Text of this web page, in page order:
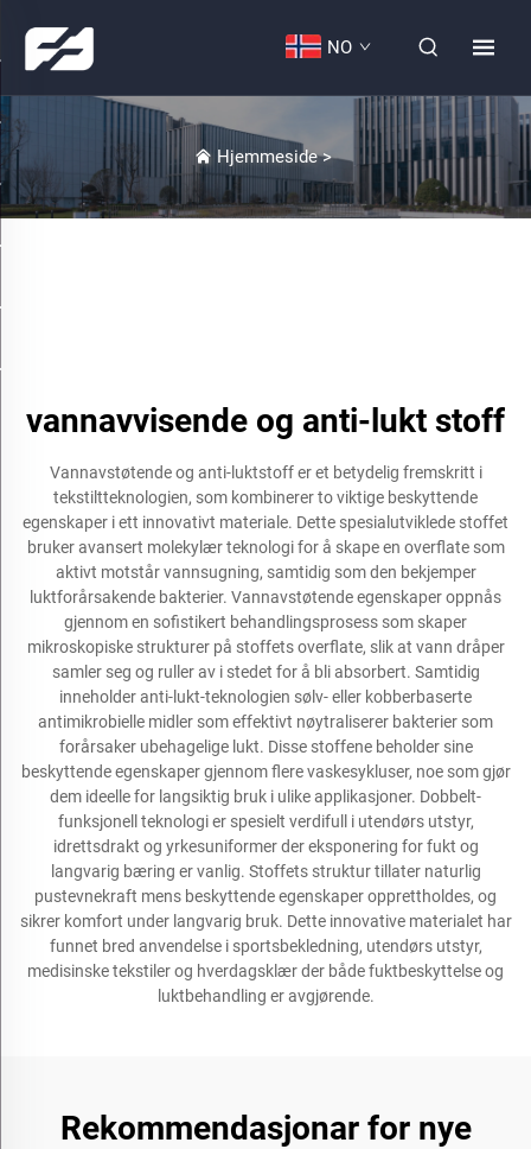
NO
Hjemmeside>
vannavvisende og anti-lukt stoff
Vannavstøtende og anti-luktstoff er et betydelig fremskritt i
tekstiltteknologien, som kombinerer to viktige beskyttende
egenskaper i ett innovativt materiale. Dette spesialutviklede stoffet
bruker avansert molekylær teknologi for å skape en overflate som
aktivt motstår vannsugning, samtidig som den bekjemper
luktforårsakende bakterier. Vannavstøtende egenskaper oppnås
gjennom en sofistikert behandlingsprosess som skaper
mikroskopiske strukturer på stoffets overflate, slik at vann dråper
samler seg og ruller av i stedet for å bli absorbert. Samtidig
inneholder anti-lukt-teknologien sølv- eller kobberbaserte
antimikrobielle midler som effektivt nøytraliserer bakterier som
forårsaker ubehagelige lukt. Disse stoffene beholder sine
beskyttende egenskaper gjennom flere vaskesykluser, noe som gjør
dem ideelle for langsiktig bruk i ulike applikasjoner. Dobbelt-
funksjonell teknologi er spesielt verdifull i utendørs utstyr,
idrettsdrakt og yrkesuniformer der eksponering for fukt og
langvarig bæring er vanlig. Stoffets struktur tillater naturlig
pustevnekraft mens beskyttende egenskaper opprettholdes, og
sikrer komfort under langvarig bruk. Dette innovative materialet har
funnet bred anvendelse i sportsbekledning, utendørs utstyr,
medisinske tekstiler og hverdagsklær der både fuktbeskyttelse og
luktbehandling er avgjørende.
Rekommendasjonar for nye